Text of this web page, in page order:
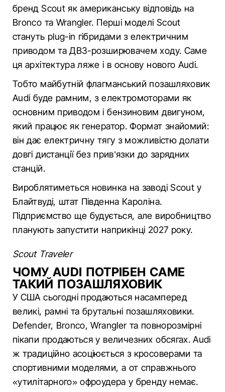
бренд Scout як американську відповідь на
Bronco та Wrangler. Перші моделі Scout
стануть plug-in гібридами з електричним
приводом та ДВЗ-розширювачем ходу. Саме
ця архітектура ляже і в основу нового Audi.
Тобто майбутній флагманський позашляховик
Audi буде рамним, з електромоторами як
основним приводом і бензиновим двигуном,
який працює як генератор. Формат знайомий:
він дає електричну тягу з можливістю долати
довгі дистанції без прив’язки до зарядних
станцій.
Вироблятиметься новинка на заводі Scout у
Блайтвуді, штат Південна Кароліна.
Підприємство ще будується, але виробництво
планують запустити наприкінці 2027 року.
Scout Traveler
ЧОМУ AUDI ПОТРІБЕН САМЕ
ТАКИЙ ПОЗАШЛЯХОВИК
У США сьогодні продаються насамперед
великі, рамні та брутальні позашляховики.
Defender, Bronco, Wrangler та повнорозмірні
пікапи продаються у величезних обсягах. Audi
ж традиційно асоціюється з кросоверами та
спортивними моделями, а от справжнього
«утилітарного» офроудера у бренду немає.